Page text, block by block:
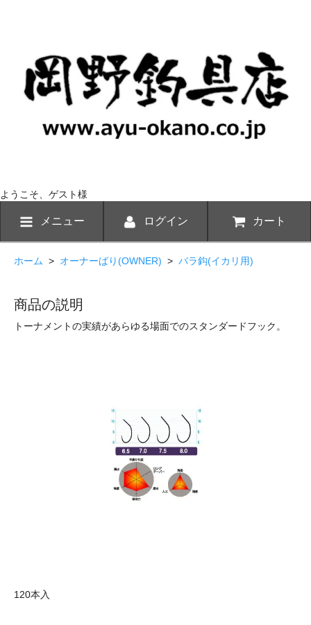
ようこそ、ゲスト様
メニュー ログイン カート
ホーム > オーナーばり(OWNER) > バラ鈎(イカリ用)
商品の説明
トーナメントの実績があらゆる場面でのスタンダードフック。
120本入